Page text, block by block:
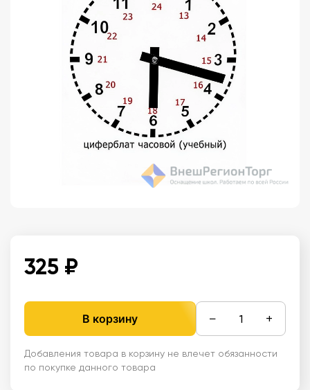
325 ₽
В корзину − +
Добавления товара в корзину не влечет обязанности
по покупке данного товара